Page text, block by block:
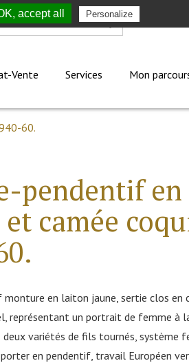
Vente Services Mon
60.
pendentif
camée
en laiton jaune, sertie clos en
représentant un portrait de femme à
variétés de fils tournés, système
porter en pendentif, travail Européen
accept all Personalize